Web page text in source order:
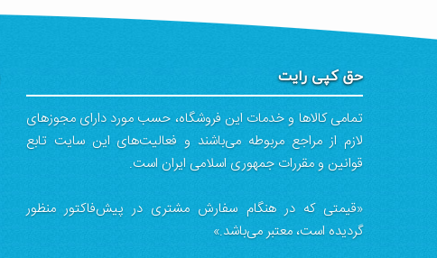
حق کپی رایت
تمامی كالاها و خدمات اين فروشگاه، حسب مورد دارای مجوزهای
لازم از مراجع مربوطه می‌باشند و فعاليت‌های اين سايت تابع
قوانين و مقررات جمهوری اسلامی ايران است.
«قیمتی که در هنگام سفارش مشتری در پیش‌­فاکتور منظور
گرديده است، معتبر می‌باشد.»